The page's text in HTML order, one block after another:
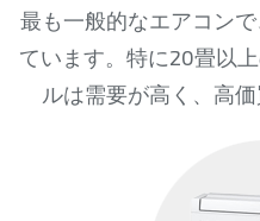
最も一般的なエアコン
ています。特に20畳以
ルは需要が高く、高